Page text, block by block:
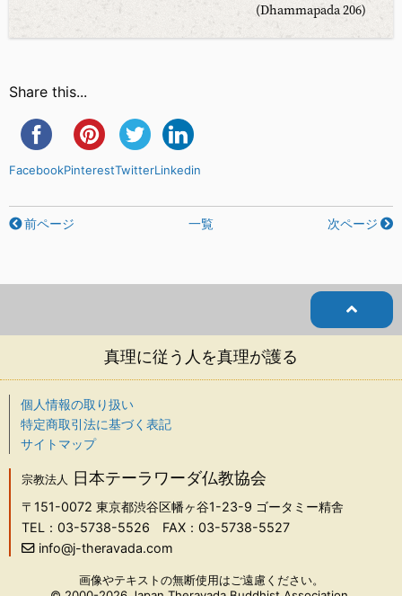
(Dhammapada 206)
Share this...
FacebookPinterestTwitterLinkedin
前ページ 一覧 次ページ
真理に従う人を真理が護る
個人情報の取り扱い
特定商取引法に基づく表記
サイトマップ
宗教法人 日本テーラワーダ仏教協会
〒151-0072 東京都渋谷区幡ヶ谷1-23-9 ゴータミー精舎
TEL：03-5738-5526 FAX：03-5738-5527
info@j-theravada.com
画像やテキストの無断使用はご遠慮ください。